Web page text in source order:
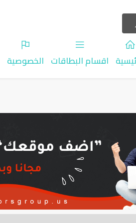
اقسام البطاقات الخصوصية